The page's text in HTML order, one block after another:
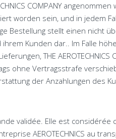
COMPANY
worden sein, und in jedem
Bestellung stellt einen nicht
ihrem Kunden dar.. Im Falle
THE AEROTECHNICS
ohne Vertragsstrafe
der Anzahlungen des
validée. Elle est considérée
AEROTECHNICS au